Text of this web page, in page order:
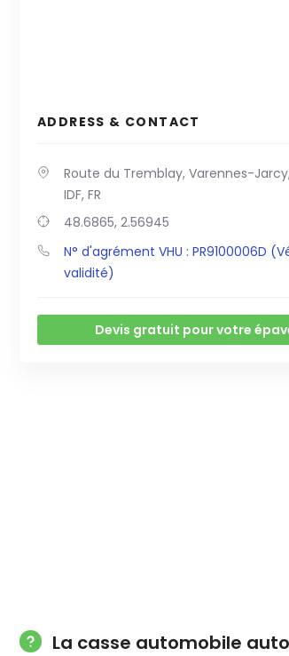
ADDRESS & CONTACT
Route du Tremblay, Varennes-
IDF, FR
48.6865, 2.56945
N° d'agrément VHU : PR9100006D
validité)
Devis gratuit pour votre
La casse automobile